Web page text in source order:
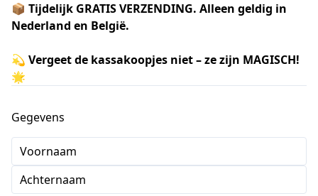
📦 Tijdelijk GRATIS VERZENDING. Alleen geldig in
Nederland en België.
💫 Vergeet de kassakoopjes niet – ze zijn MAGISCH!
🌟
Gegevens
Voornaam
Achternaam